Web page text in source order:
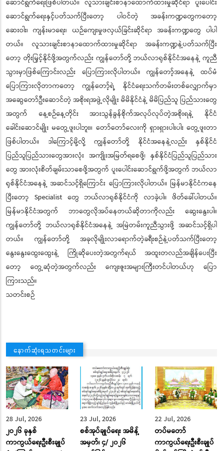
ဆောင်ရွက်ရေးဖြစ်ပါတယ်။ လူသားချင်းစာနာထောက်ထားမှုဆိုင်ရာ ပူးပေါင်း
ဆောင်ရွက်ရေးနှင့်ပတ်သက်ပြီးတော့ ပါဝင်တဲ့ အခန်းကဏ္ဍတွေကတော့
ဆေးဝါး၊ ကျန်းမာရေး၊ ယဉ်ကျေးမှုဖလှယ်ခြင်းဆိုင်ရာ အခန်းကဏ္ဍတွေ ပါပါ
တယ်။ လူသားချင်းစာနာထောက်ထားမှုဆိုင်ရာ အခန်းကဏ္ဍနဲ့ပတ်သက်ပြီး
တော့ တိုးမြှင့်နိုင်ဖို့အတွက်လည်း ကျွန်တော်တို့ ဘယ်လာရုစ်နိုင်ငံအနေနဲ့ ကူညီ
သွားမှာဖြစ်ကြောင်းလည်း ပြောကြားလိုပါတယ်။ ကျွန်တော့်အနေနဲ့ ထပ်မံ
ပြောကြားလိုတာကတော့ ကျွန်တော့်ရဲ့ နိုင်ငံရေးသက်တမ်းတစ်လျှောက်မှာ
အဆွေတော်ဦးဆောင်တဲ့ အစိုးရအဖွဲ့လိုမျိုး မိမိနိုင်ငံနဲ့ မိမိပြည်သူ ပြည်သားတွေ
အတွက် နေ့စဉ်နေ့တိုင်း အားသွန်ခွန်စိုက်အလုပ်လုပ်တဲ့အစိုးရနဲ့ နိုင်ငံ
ခေါင်းဆောင်မျိုး မတွေ့ဖူးပါဘူး။ တော်တော်လေးကို ရှားရှားပါးပါး တွေ့ဖူးတာ
ဖြစ်ပါတယ်။ ဒါကြောင့်မို့လို့ ကျွန်တော်တို့ နိုင်ငံအနေနဲ့လည်း နှစ်နိုင်ငံ
ပြည်သူပြည်သားတွေအားလုံး အကျိုးအမြတ်ရစေဖို့၊ နှစ်နိုင်ငံပြည်သူပြည်သား
တွေ အားလုံးစိတ်ချမ်းသာစေဖို့အတွက် ပူးပေါင်းဆောင်ရွက်ဖို့အတွက် ဘယ်လာ
ရုစ်နိုင်ငံအနေနဲ့ အဆင်သင့်ရှိကြောင်း ပြောကြားလိုပါတယ်။ မြန်မာနိုင်ငံကနေ
ပြီးတော့ Specialist တွေ ဘယ်လာရုစ်နိုင်ငံကို လာခဲ့ပါ။ ဖိတ်ခေါ်ပါတယ်။
မြန်မာနိုင်ငံအတွက် ဘာတွေလိုအပ်နေတယ်ဆိုတာကိုလည်း ဆွေးနွေးပါ။
ကျွန်တော်တို့ ဘယ်လာရုစ်နိုင်ငံအနေနဲ့ အမြဲတမ်းကူညီသွားဖို့ အဆင်သင့်ရှိပါ
တယ်။ ကျွန်တော်တို့ အခုလိုမျိုးလာရောက်တဲ့ခရီးစဉ်နဲ့ပတ်သက်ပြီးတော့
နွေးနွေးထွေးထွေးနဲ့ ကြိုဆိုပေးတဲ့အတွက်ရယ် အထူးတလည်အချိန်ပေးပြီး
တော့ တွေ့ဆုံတဲ့အတွက်လည်း ကျေးဇူးအများကြီးတင်ပါတယ်ဟု ပြော
ကြားသည်။
သတင်းစဉ်
နောက်ဆုံးရသတင်းများ
28 Jul, 2026
၂ဝ၂၆ ခုနှစ်
ကာကွယ်ရေးဦးစီးချုပ်
23 Jul, 2026
စစ်အုပ်ချုပ်ရေး အမိန့်
အမှတ်၊ ၄/ ၂၀၂၆
22 Jul, 2026
တပ်မတော်
ကာကွယ်ရေးဦးစီးချုပ်